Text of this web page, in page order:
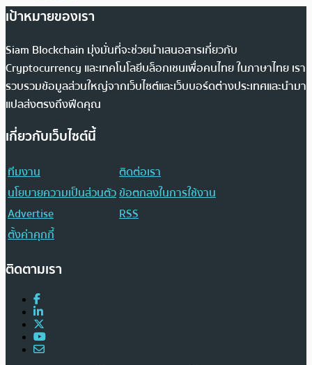
เป้าหมายของเรา
Siam Blockchain มุ่งมั่นที่จะช่วยนำเสนอสารเกี่ยวกับ
Cryptocurrency และเทคโนโลยีบล็อกเชนเพื่อคนไทย ในภาษาไทย เรา
รวบรวมข้อมูลส่วนใหญ่จากเว็บไซต์และเว็บบอร์ดต่างประเทศและนำมา
แปลส่งตรงถึงฟีดคุณ
เกี่ยวกับเว็บไซต์นี้
ทีมงาน
ติดต่อเรา
นโยบายความเป็นส่วนตัวข้อตกลงในการใช้งาน
Advertise
RSS
ตั้งค่าคุกกี้
ติดตามเรา